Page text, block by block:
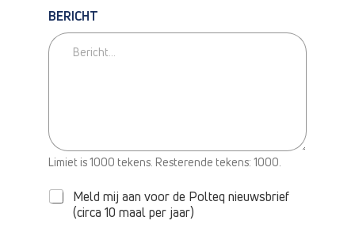
BERICHT
Limiet is 1000 tekens. Resterende tekens: 1000.
N
E
U
Meld mij aan voor de Polteq nieuwsbrief
(circa 10 maal per jaar)